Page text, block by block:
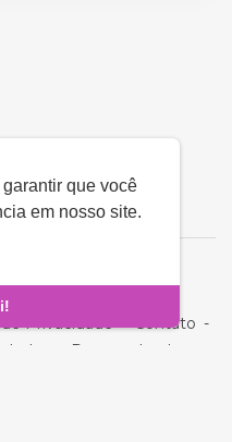
que você
em nosso site.
Privacidade-Contato -
Desenvolvedores